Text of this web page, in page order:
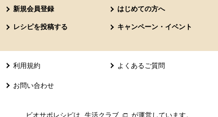
新規会員登録 はじめての方へ
レシピを投稿する キャンペーン・イベント
利用規約 よくあるご質問
お問い合わせ
ビオサポレシピは 生活クラブ 別のウィンドウで開きます。
が運営しています。